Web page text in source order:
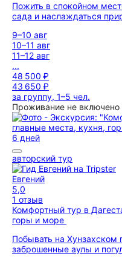
Пожить в спокойном
сада и наслаждаться
9–10 авг
10–11 авг
11–12 авг
...
48 500 ₽
43 650 ₽
за группу, 1–5 чел.
Проживание не включено
6 дней
авторский тур
Евгений
5,0
1 отзыв
Комфортный тур в
горы и море
Побывать на Хунзахском
заброшенные аулы и